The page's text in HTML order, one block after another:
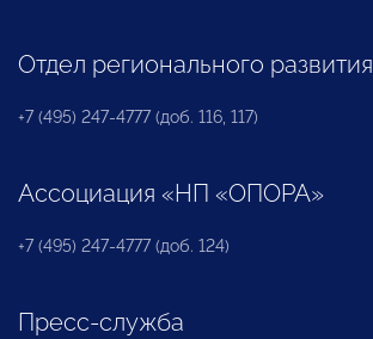
Отдел регионального развития
+7 (495) 247-4777 (доб. 116, 117)
Ассоциация «НП «ОПОРА»
+7 (495) 247-4777 (доб. 124)
Пресс-служба